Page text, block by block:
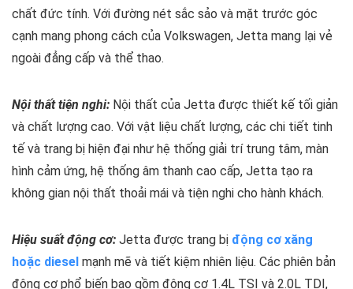
chất đức tính. Với đường nét sắc sảo và mặt trước góc
cạnh mang phong cách của Volkswagen, Jetta mang lại vẻ
ngoài đẳng cấp và thể thao.
Nội thất tiện nghi: Nội thất của Jetta được thiết kế tối giản
và chất lượng cao. Với vật liệu chất lượng, các chi tiết tinh
tế và trang bị hiện đại như hệ thống giải trí trung tâm, màn
hình cảm ứng, hệ thống âm thanh cao cấp, Jetta tạo ra
không gian nội thất thoải mái và tiện nghi cho hành khách.
Hiệu suất động cơ: Jetta được trang bị động cơ xăng
hoặc diesel mạnh mẽ và tiết kiệm nhiên liệu. Các phiên bản
động cơ phổ biến bao gồm động cơ 1.4L TSI và 2.0L TDI,